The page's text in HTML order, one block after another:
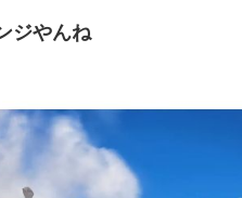
ジやんね